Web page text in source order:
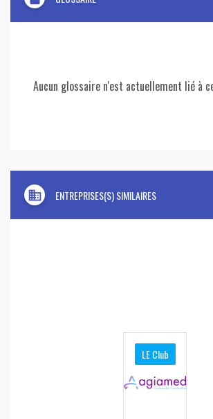
Aucun glossaire n'est actuellement lié à
domain ENTREPRISES(S) SIMILAIRES
LE Club